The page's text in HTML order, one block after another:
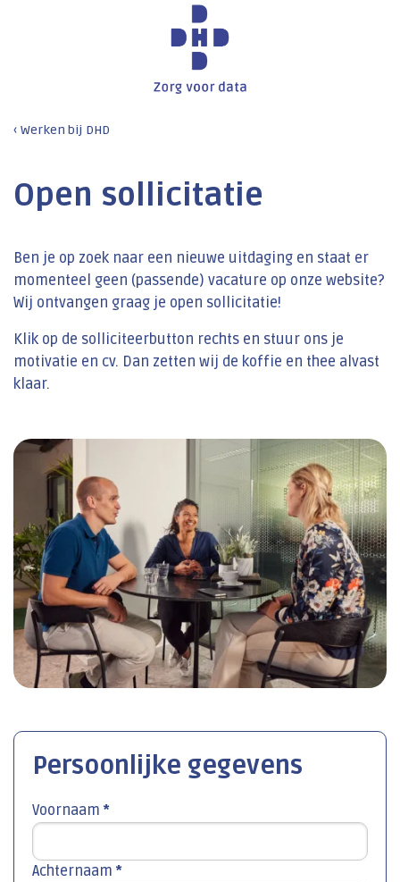
Werken bij DHD
Open sollicitatie
Ben je op zoek naar een nieuwe uitdaging en staat er
momenteel geen (passende) vacature op onze website?
Wij ontvangen graag je open sollicitatie!
Klik op de solliciteerbutton rechts en stuur ons je
motivatie en cv. Dan zetten wij de koffie en thee alvast
klaar.
Persoonlijke gegevens
Voornaam *
Achternaam *